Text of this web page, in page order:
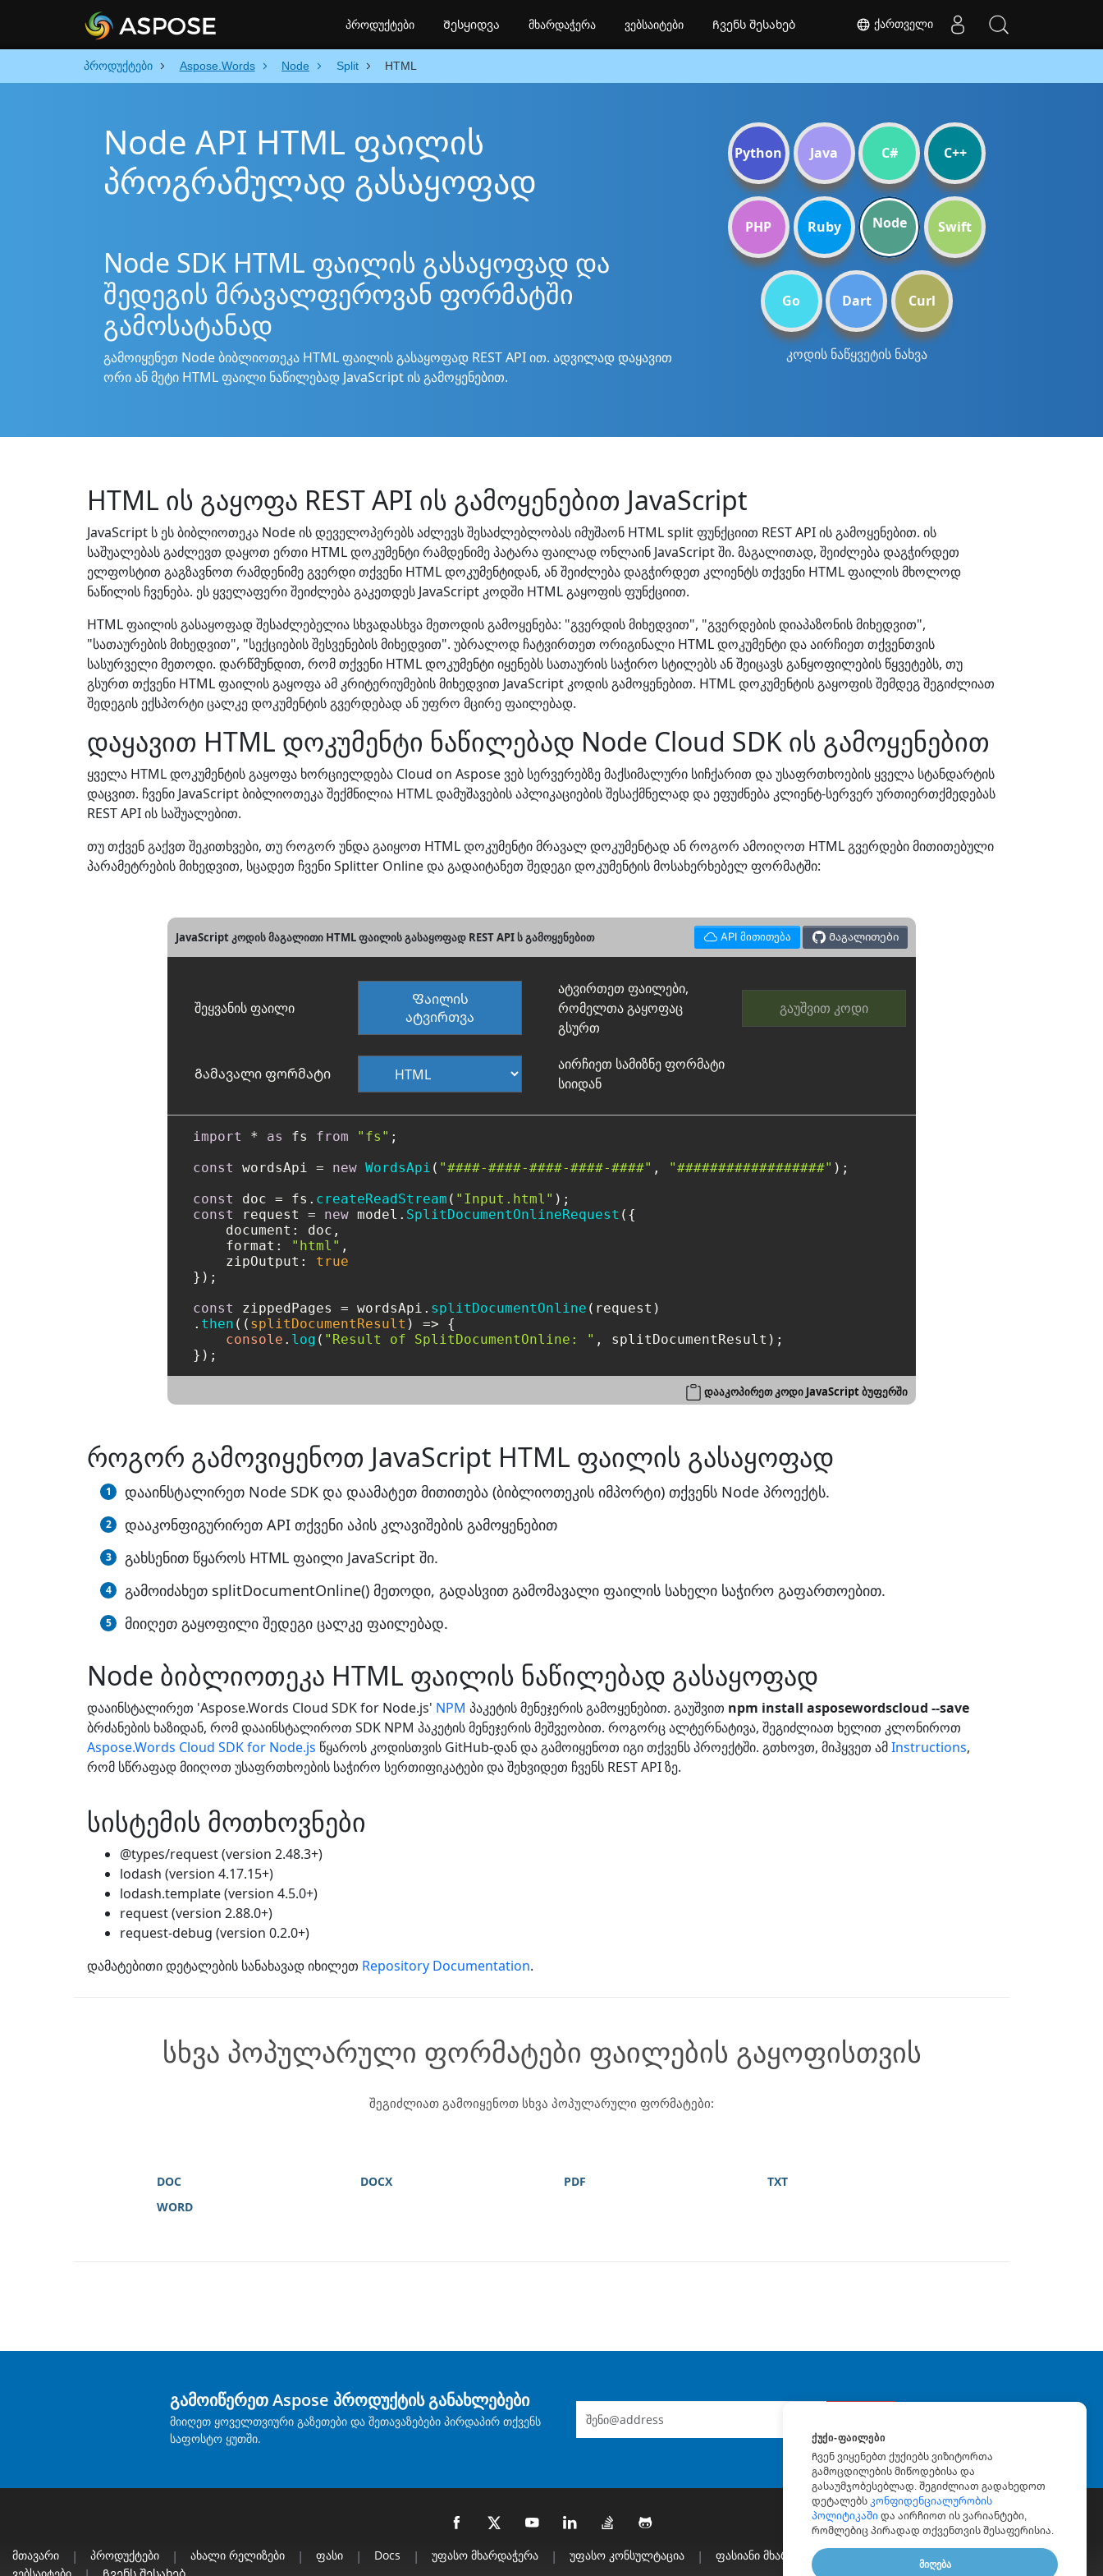
პროდუქტები Aspose.Words Node Split HTML
Node API HTML ფაილის
პროგრამულად გასაყოფად
Node SDK HTML ფაილის გასაყოფად და
შედეგის მრავალფეროვან ფორმატში
გამოსატანად
გამოიყენეთ Node ბიბლიოთეკა HTML ფაილის გასაყოფად REST API ით. ადვილად დაყავით
ორი ან მეტი HTML ფაილი ნაწილებად JavaScript ის გამოყენებით.
Python Java C# C++
PHP Ruby Node Swift
Go Dart Curl
კოდის ნაწყვეტის ნახვა
HTML ის გაყოფა REST API ის გამოყენებით JavaScript
JavaScript ს ეს ბიბლიოთეკა Node ის დეველოპერებს აძლევს შესაძლებლობას იმუშაონ HTML split ფუნქციით REST API ის გამოყენებით. ის
საშუალებას გაძლევთ დაყოთ ერთი HTML დოკუმენტი რამდენიმე პატარა ფაილად ონლაინ JavaScript ში. მაგალითად, შეიძლება დაგჭირდეთ
ელფოსტით გაგზავნოთ რამდენიმე გვერდი თქვენი HTML დოკუმენტიდან, ან შეიძლება დაგჭირდეთ კლიენტს თქვენი HTML ფაილის მხოლოდ
ნაწილის ჩვენება. ეს ყველაფერი შეიძლება გაკეთდეს JavaScript კოდში HTML გაყოფის ფუნქციით.
HTML ფაილის გასაყოფად შესაძლებელია სხვადასხვა მეთოდის გამოყენება: "გვერდის მიხედვით", "გვერდების დიაპაზონის მიხედვით",
"სათაურების მიხედვით", "სექციების შესვენების მიხედვით". უბრალოდ ჩატვირთეთ ორიგინალი HTML დოკუმენტი და აირჩიეთ თქვენთვის
სასურველი მეთოდი. დარწმუნდით, რომ თქვენი HTML დოკუმენტი იყენებს სათაურის საჭირო სტილებს ან შეიცავს განყოფილების წყვეტებს, თუ
გსურთ თქვენი HTML ფაილის გაყოფა ამ კრიტერიუმების მიხედვით JavaScript კოდის გამოყენებით. HTML დოკუმენტის გაყოფის შემდეგ შეგიძლიათ
შედეგის ექსპორტი ცალკე დოკუმენტის გვერდებად ან უფრო მცირე ფაილებად.
დაყავით HTML დოკუმენტი ნაწილებად Node Cloud SDK ის გამოყენებით
ყველა HTML დოკუმენტის გაყოფა ხორციელდება Cloud on Aspose ვებ სერვერებზე მაქსიმალური სიჩქარით და უსაფრთხოების ყველა სტანდარტის
დაცვით. ჩვენი JavaScript ბიბლიოთეკა შექმნილია HTML დამუშავების აპლიკაციების შესაქმნელად და ეფუძნება კლიენტ-სერვერ ურთიერთქმედებას
REST API ის საშუალებით.
თუ თქვენ გაქვთ შეკითხვები, თუ როგორ უნდა გაიყოთ HTML დოკუმენტი მრავალ დოკუმენტად ან როგორ ამოიღოთ HTML გვერდები მითითებული
პარამეტრების მიხედვით, სცადეთ ჩვენი Splitter Online და გადაიტანეთ შედეგი დოკუმენტის მოსახერხებელ ფორმატში:
JavaScript კოდის მაგალითი HTML ფაილის გასაყოფად REST API ს გამოყენებით API მითითება Მაგალითები
შეყვანის ფაილი
Ფაილის
ატვირთვა
ატვირთეთ ფაილები,
რომელთა გაყოფაც
გსურთ
გაუშვით კოდი
Გამავალი ფორმატი
აირჩიეთ სამიზნე ფორმატი
სიიდან
import * as fs from "fs" ;
const
wordsApi = new WordsApi ( "####-####-####-####-####" , "##################" );
const
doc = fs. createReadStream ( "Input.html"
const
request = new model. SplitDocumentOnlineRequest ({
document : doc,
format : "html" ,
zipOutput : true
});
const
zippedPages = wordsApi. splitDocumentOnline (request)
. then ( ( splitDocumentResult ) => {
console . log ( "Result of SplitDocumentOnline: " , splitDocumentResult);
});
დააკოპირეთ კოდი JavaScript ბუფერში
როგორ გამოვიყენოთ JavaScript HTML ფაილის გასაყოფად
დააინსტალირეთ Node SDK და დაამატეთ მითითება (ბიბლიოთეკის იმპორტი) თქვენს Node პროექტს.
დააკონფიგურირეთ API თქვენი აპის კლავიშების გამოყენებით
გახსენით წყაროს HTML ფაილი JavaScript ში.
გამოიძახეთ splitDocumentOnline() მეთოდი, გადასვით გამომავალი ფაილის სახელი საჭირო გაფართოებით.
მიიღეთ გაყოფილი შედეგი ცალკე ფაილებად.
Node ბიბლიოთეკა HTML ფაილის ნაწილებად გასაყოფად
დააინსტალირეთ 'Aspose.Words Cloud SDK for Node.js' NPM პაკეტის მენეჯერის გამოყენებით. გაუშვით npm install asposewordscloud --save
ბრძანების ხაზიდან, რომ დააინსტალიროთ SDK NPM პაკეტის მენეჯერის მეშვეობით. როგორც ალტერნატივა, შეგიძლიათ ხელით კლონიროთ
Aspose.Words Cloud SDK for Node.js წყაროს კოდისთვის GitHub-დან და გამოიყენოთ იგი თქვენს პროექტში. გთხოვთ, მიჰყვეთ ამInstructions,
რომ სწრაფად მიიღოთ უსაფრთხოების საჭირო სერთიფიკატები და შეხვიდეთ ჩვენს REST API ზე.
სისტემის მოთხოვნები
@types/request (version 2.48.3+)
lodash (version 4.17.15+)
lodash.template (version 4.5.0+)
request (version 2.88.0+)
request-debug (version 0.2.0+)
დამატებითი დეტალების სანახავად იხილეთ Repository Documentation.
სხვა პოპულარული ფორმატები ფაილების გაყოფისთვის
შეგიძლიათ გამოიყენოთ სხვა პოპულარული ფორმატები:
DOC DOCX PDF
TXT
WORD
ქართველი
პროდუქტები Შესყიდვა მხარდაჭერა ვებსაიტები Ჩვენს შესახებ
გამოიწერეთ Aspose პროდუქტის განახლებები
მიიღეთ ყოველთვიური გაზეთები და შეთავაზებები პირდაპირ თქვენს
საფოსტო ყუთში.
Მთავარი | Პროდუქტები | Ახალი Რელიზები | Ფასი | Docs | Უფასო Მხარდაჭერა | Უფასო Კონსულტაცია | Ფასიანი Მხარდაჭერა Ფასიანი Კონსულტაცია Ბლოგი
ᲥᲣᲥᲘ-ᲤᲐᲘᲚᲔᲑᲘ
Ჩვენ ვიყენებთ ქუქიებს ვიზიტორთა
გამოცდილების მიწოდებისა და
გასაუმჯობესებლად. შეგიძლიათ გადახედოთ
დეტალებს კონფიდენციალურობის
პოლიტიკაში და აირჩიოთ ის ვარიანტები,
რომლებიც პირადად თქვენთვის შესაფერისია.
ᲛᲘᲦᲔᲑᲐ